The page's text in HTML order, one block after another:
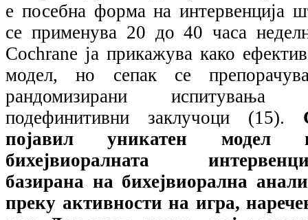
е посебна форма на интервенција
се применува 20 до 40 часа
Cochrane ја прикажува како
модел, но сепак се
рандомизирани испитувања
подефинитивни заклучоци (15).
појавил уникатен модел
бихејвиоралната
базирана на бихејвиорална
преку активности на игра,